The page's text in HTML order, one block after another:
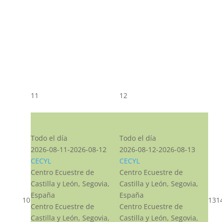
10
11
Todo el día
2026-08-11-2026-08-12
CECYL
Centro Ecuestre de
Castilla y León, Segovia,
España
Centro Ecuestre de
Castilla y León, Segovia,
12
Todo el día
2026-08-12-2026-08-13
CECYL
Centro Ecuestre de
Castilla y León, Segovia,
España
Centro Ecuestre de
Castilla y León, Segovia,
13